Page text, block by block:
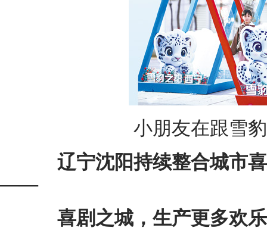
小朋友在跟雪豹
辽宁沈阳持续整合城市
——
喜剧之城，生产更多欢乐